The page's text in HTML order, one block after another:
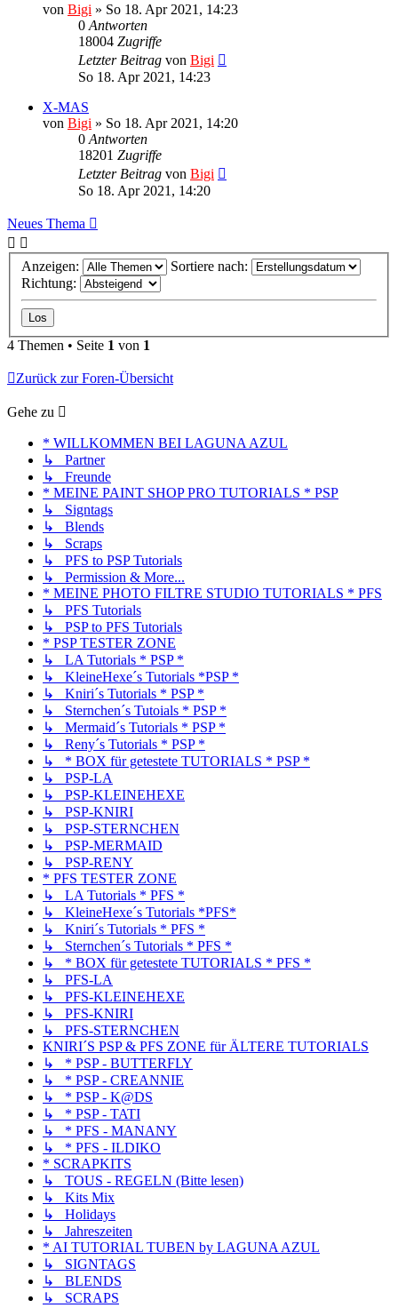
von Bigi » So 18. Apr 2021, 14:23
0 Antworten
18004 Zugriffe
Letzter Beitrag von Bigi
So 18. Apr 2021, 14:23
X-MAS
von Bigi » So 18. Apr 2021, 14:20
0 Antworten
18201 Zugriffe
Letzter Beitrag von Bigi
So 18. Apr 2021, 14:20
Neues Thema
Anzeigen:
Sortiere nach:
Richtung:
4 Themen • Seite 1 von 1
Zurück zur Foren-Übersicht
Gehe zu
* WILLKOMMEN BEI LAGUNA AZUL
↳ Partner
↳ Freunde
* MEINE PAINT SHOP PRO TUTORIALS * PSP
↳ Signtags
↳ Blends
↳ Scraps
↳ PFS to PSP Tutorials
↳ Permission & More...
* MEINE PHOTO FILTRE STUDIO TUTORIALS * PFS
↳ PFS Tutorials
↳ PSP to PFS Tutorials
* PSP TESTER ZONE
↳ LA Tutorials * PSP *
↳ KleineHexe´s Tutorials *PSP *
↳ Kniri´s Tutorials * PSP *
↳ Sternchen´s Tutoials * PSP *
↳ Mermaid´s Tutorials * PSP *
↳ Reny´s Tutorials * PSP *
↳ * BOX für getestete TUTORIALS * PSP *
↳ PSP-LA
↳ PSP-KLEINEHEXE
↳ PSP-KNIRI
↳ PSP-STERNCHEN
↳ PSP-MERMAID
↳ PSP-RENY
* PFS TESTER ZONE
↳ LA Tutorials * PFS *
↳ KleineHexe´s Tutorials *PFS*
↳ Kniri´s Tutorials * PFS *
↳ Sternchen´s Tutorials * PFS *
↳ * BOX für getestete TUTORIALS * PFS *
↳ PFS-LA
↳ PFS-KLEINEHEXE
↳ PFS-KNIRI
↳ PFS-STERNCHEN
KNIRI´S PSP & PFS ZONE für ÄLTERE TUTORIALS
↳ * PSP - BUTTERFLY
↳ * PSP - CREANNIE
↳ * PSP - K@DS
↳ * PSP - TATI
↳ * PFS - MANANY
↳ * PFS - ILDIKO
* SCRAPKITS
↳ TOUS - REGELN (Bitte lesen)
↳ Kits Mix
↳ Holidays
↳ Jahreszeiten
* AI TUTORIAL TUBEN by LAGUNA AZUL
↳ SIGNTAGS
↳ BLENDS
↳ SCRAPS